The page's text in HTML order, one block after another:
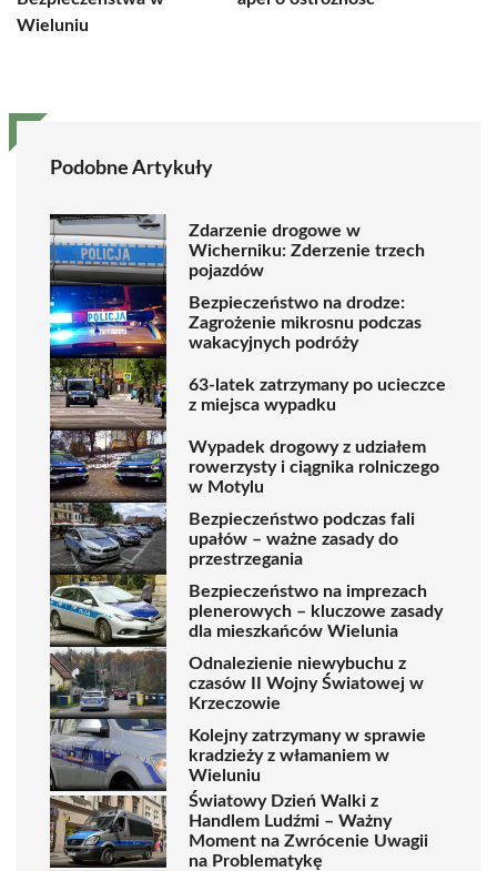
Wieluniu
Podobne Artykuły
Zdarzenie drogowe w
Wicherniku: Zderzenie trzech
pojazdów
Bezpieczeństwo na drodze:
Zagrożenie mikrosnu podczas
wakacyjnych podróży
63-latek zatrzymany po ucieczce
z miejsca wypadku
Wypadek drogowy z udziałem
rowerzysty i ciągnika rolniczego
w Motylu
Bezpieczeństwo podczas fali
upałów – ważne zasady do
przestrzegania
Bezpieczeństwo na imprezach
plenerowych – kluczowe zasady
dla mieszkańców Wielunia
Odnalezienie niewybuchu z
czasów II Wojny Światowej w
Krzeczowie
Kolejny zatrzymany w sprawie
kradzieży z włamaniem w
Wieluniu
Światowy Dzień Walki z
Handlem Ludźmi – Ważny
Moment na Zwrócenie Uwagii
na Problematykę